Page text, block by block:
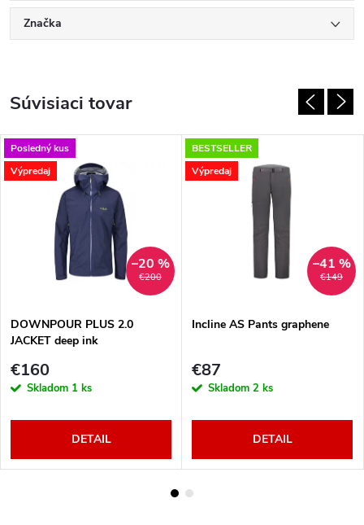
Značka
Súvisiaci tovar
Posledný kus
Výpredaj
€200
–20 %
DOWNPOUR PLUS 2.0
JACKET deep ink
€160
Skladom 1 ks
DETAIL
BESTSELLER
Výpredaj
€149
–41 %
Incline AS Pants graphene
€87
Skladom 2 ks
DETAIL